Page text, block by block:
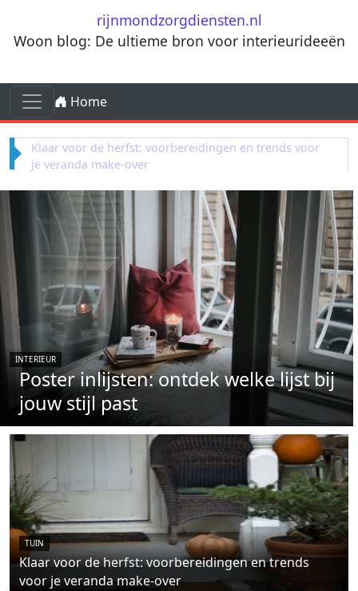
Ga naar de inhoudrijnmondzorgdiensten.nl
Woon blog: De ultieme bron voor interieurideeën
Ga naar de inhoud
Hoofdnavigatie
Home
Ontdek de styling geheimen van Middeleeuws
minimalisme in hedendaags interieur
INTERIEUR
Poster inlijsten: ontdek welke lijst bij
jouw stijl past
TUIN
Klaar voor de herfst: voorbereidingen en trends
voor je veranda make-over